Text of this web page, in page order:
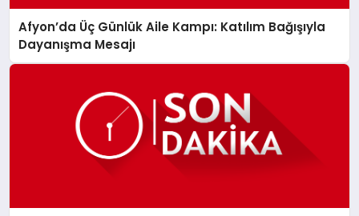
Afyon’da Üç Günlük Aile Kampı: Katılım Bağışıyla
Dayanışma Mesajı